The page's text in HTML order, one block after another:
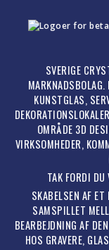
SVERIGE
KUNSTGLAS,
OMRÅDE 3D
VIRKSOMHEDER,
TAK FORDI
SKABELSEN AF
SAMSPILLET
BEARBEJDNING AF
HOS GRAVERE,